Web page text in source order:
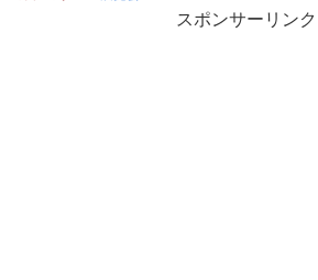
スポンサーリンク